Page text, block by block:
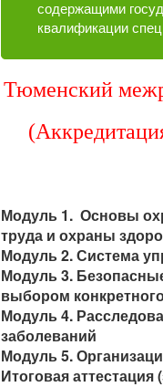
содержащими
квалификации
Тюменский
Модуль 1. Основы
труда и охраны
Модуль 2. Система
Модуль 3.
выбором
Модуль 4.
заболеваний
Модуль 5.
Итоговая аттестация